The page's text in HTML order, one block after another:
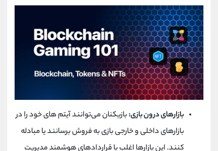
بازارهای درون بازی:بازیکنان می‌توانند آیتم‌ های خود را در
بازارهای داخلی و خارجی بازی به فروش برسانند یا مبادله
کنند. این بازارها اغلب با قراردادهای هوشمند مدیریت